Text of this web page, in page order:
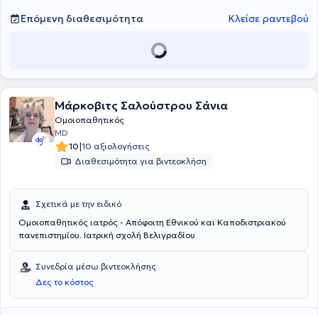
Επόμενη διαθεσιμότητα
Κλείσε ραντεβού
Μάρκοβιτς Σαλούστρου Σάνια
Ομοιοπαθητικός
MD
10|10 αξιολογήσεις
Διαθεσιμότητα για βιντεοκλήση
Σχετικά με την ειδικό
Ομοιοπαθητικός ιατρός - Απόφοιτη Εθνικού και Καποδιστριακού
πανεπιστημίου. Ιατρική σχολή Βελιγραδίου
Συνεδρία μέσω βιντεοκλήσης
Δες το κόστος